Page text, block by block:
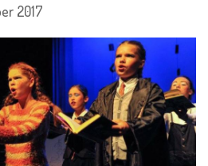
2017